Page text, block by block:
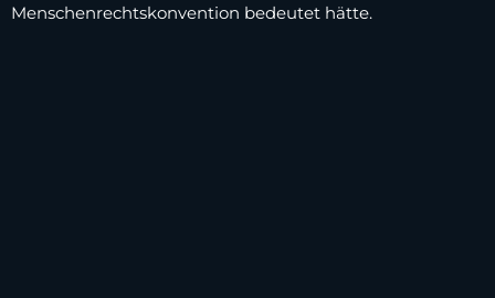
Menschenrechtskonvention bedeutet hätte.